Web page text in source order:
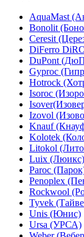
AquaMast
Bonolit
Ceresit
DiFerro
DuPont
Gyproc
Hotrock
Isoroc
Izovol
Knauf
Kolotek
Litokol
Luix (Люикс)
Paroc
Penoplex
Rockwool
Tyvek
Unis (Юнис)
Ursa (УРСА)